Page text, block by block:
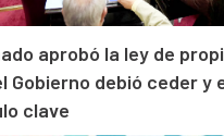
aprobó la ley de
Gobierno debió ceder y
clave